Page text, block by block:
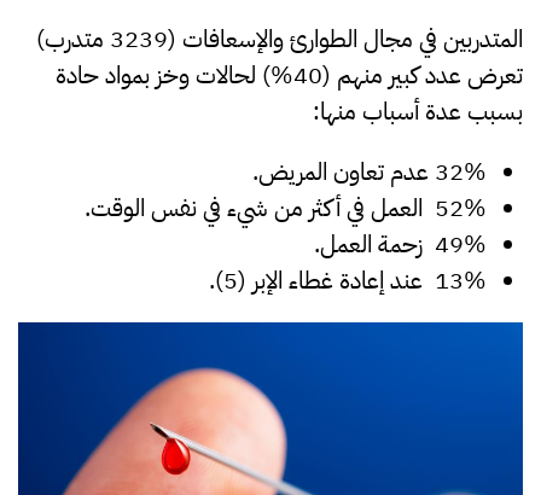
المتدربين في مجال الطوارئ والإسعافات (3239 متدرب)
تعرض عدد كبير منهم (40%) لحالات وخز بمواد حادة
بسبب عدة أسباب منها:
32% عدم تعاون المريض.
52% العمل في أكثر من شيء في نفس الوقت.
49% زحمة العمل.
13% عند إعادة غطاء الإبر (5).